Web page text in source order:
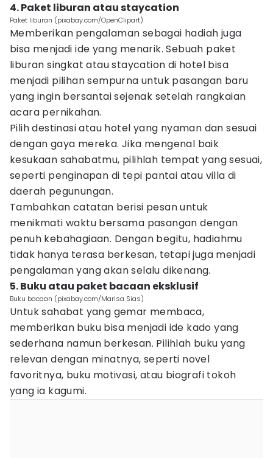
4. Paket liburan atau staycation
Paket liburan (pixabay.com/OpenClipart)
Memberikan pengalaman sebagai hadiah juga
bisa menjadi ide yang menarik. Sebuah paket
liburan singkat atau staycation di hotel bisa
menjadi pilihan sempurna untuk pasangan baru
yang ingin bersantai sejenak setelah rangkaian
acara pernikahan.
Pilih destinasi atau hotel yang nyaman dan sesuai
dengan gaya mereka. Jika mengenal baik
kesukaan sahabatmu, pilihlah tempat yang sesuai,
seperti penginapan di tepi pantai atau villa di
daerah pegunungan.
Tambahkan catatan berisi pesan untuk
menikmati waktu bersama pasangan dengan
penuh kebahagiaan. Dengan begitu, hadiahmu
tidak hanya terasa berkesan, tetapi juga menjadi
pengalaman yang akan selalu dikenang.
5. Buku atau paket bacaan eksklusif
Buku bacaan (pixabay.com/Marisa Sias)
Untuk sahabat yang gemar membaca,
memberikan buku bisa menjadi ide kado yang
sederhana namun berkesan. Pilihlah buku yang
relevan dengan minatnya, seperti novel
favoritnya, buku motivasi, atau biografi tokoh
yang ia kagumi.